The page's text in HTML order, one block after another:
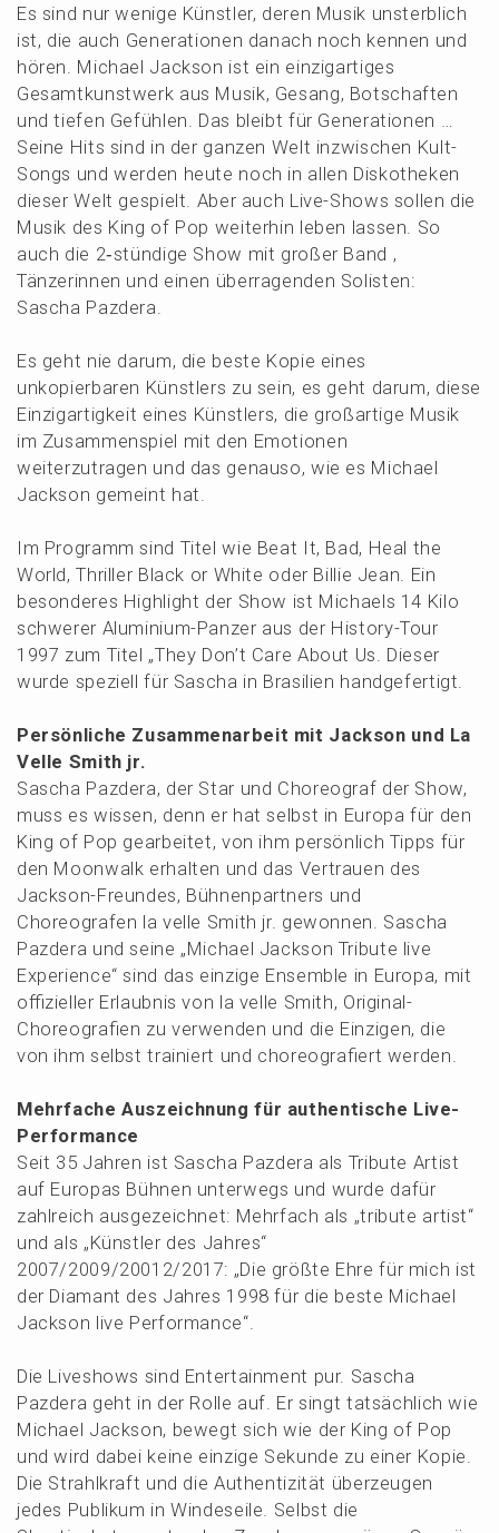
Es sind nur wenige Künst­ler, deren Musik unsterb­lich
ist, die auch Genera­tio­nen danach noch kennen und
hören. Micha­el Jackson ist ein einzig­ar­ti­ges
Gesamt­kunst­werk aus Musik, Gesang, Botschaf­ten
und tiefen Gefüh­len. Das bleibt für Genera­tio­nen …
Seine Hits sind in der ganzen Welt inzwi­schen Kult-
Songs und werden heute noch in allen Disko­the­ken
dieser Welt gespielt. Aber auch Live-Shows sollen die
Musik des King of Pop weiter­hin leben lassen. So
auch die 2‑stündige Show mit großer Band ,
Tänze­rin­nen und einen überra­gen­den Solis­ten:
Sascha Pazdera.
Es geht nie darum, die beste Kopie eines
unkopier­ba­ren Künst­lers zu sein, es geht darum, diese
Einzig­ar­tig­keit eines Künst­lers, die großar­ti­ge Musik
im Zusam­men­spiel mit den Emotio­nen
weiter­zu­tra­gen und das genau­so, wie es Micha­el
Jackson gemeint hat.
Im Programm sind Titel wie Beat It, Bad, Heal the
World, Thril­ler Black or White oder Billie Jean. Ein
beson­de­res Highlight der Show ist Micha­els 14 Kilo
schwe­rer Alumi­ni­um-Panzer aus der Histo­ry-Tour
1997 zum Titel „They Don’t Care About Us. Dieser
wurde spezi­ell für Sascha in Brasi­li­en handgefertigt.
Persön­li­che Zusam­men­ar­beit mit Jackson und La
Velle Smith jr.
Sascha Pazde­ra, der Star und Choreo­graf der Show,
muss es wissen, denn er hat selbst in Europa für den
King of Pop gearbei­tet, von ihm persön­lich Tipps für
den Moonwalk erhal­ten und das Vertrau­en des
Jackson-Freun­des, Bühnen­part­ners und
Choreo­gra­fen la velle Smith jr. gewon­nen. Sascha
Pazde­ra und seine „Micha­el Jackson Tribu­te live
Experi­ence“ sind das einzi­ge Ensem­ble in Europa, mit
offizi­el­ler Erlaub­nis von la velle Smith, Origi­nal-
Choreo­gra­fien zu verwen­den und die Einzi­gen, die
von ihm selbst trainiert und choreo­gra­fiert werden.
Mehrfa­che Auszeich­nung für authen­ti­sche Live-
Performance
Seit 35 Jahren ist Sascha Pazde­ra als Tribu­te Artist
auf Europas Bühnen unter­wegs und wurde dafür
zahlreich ausge­zeich­net: Mehrfach als „tribu­te artist“
und als „Künst­ler des Jahres“
2007/2009/20012/2017: „Die größte Ehre für mich ist
der Diamant des Jahres 1998 für die beste Micha­el
Jackson live Performance“.
Die Liveshows sind Enter­tain­ment pur. Sascha
Pazde­ra geht in der Rolle auf. Er singt tatsäch­lich wie
Micha­el Jackson, bewegt sich wie der King of Pop
und wird dabei keine einzi­ge Sekun­de zu einer Kopie.
Die Strahl­kraft und die Authen­ti­zi­tät überzeu­gen
jedes Publi­kum in Windes­ei­le. Selbst die